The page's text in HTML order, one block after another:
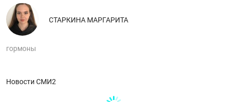
СТАРКИНА МАРГАРИТА
гормоны
Новости СМИ2